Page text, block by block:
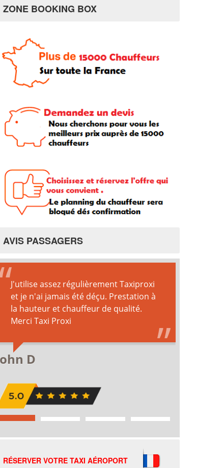
ZONE BOOKING BOX
AVIS PASSAGERS
RÉSERVER VOTRE TAXI AÉROPORT